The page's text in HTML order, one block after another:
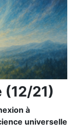
21)
à
universelle